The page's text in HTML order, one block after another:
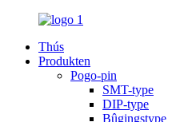
Thús
Produkten
Pogo-pin
SMT-type
DIP-type
Bûgingstype